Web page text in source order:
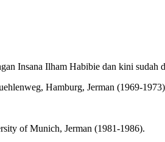
Insana Ilham Habibie dan kini sudah
Hamburg, Jerman (1969-
of Munich, Jerman (1981-1986).